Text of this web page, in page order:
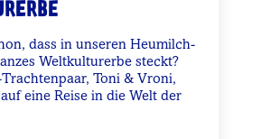
dass in unseren Heumilch-
Weltkulturerbe steckt?
Toni & Vroni,
eine Reise in die Welt der